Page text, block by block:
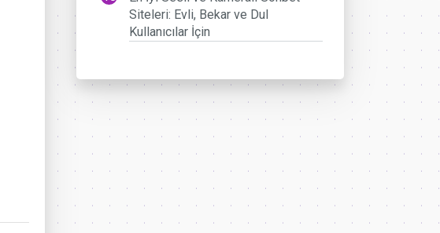
Siteleri: Evli, Bekar ve Dul
Kullanıcılar İçin